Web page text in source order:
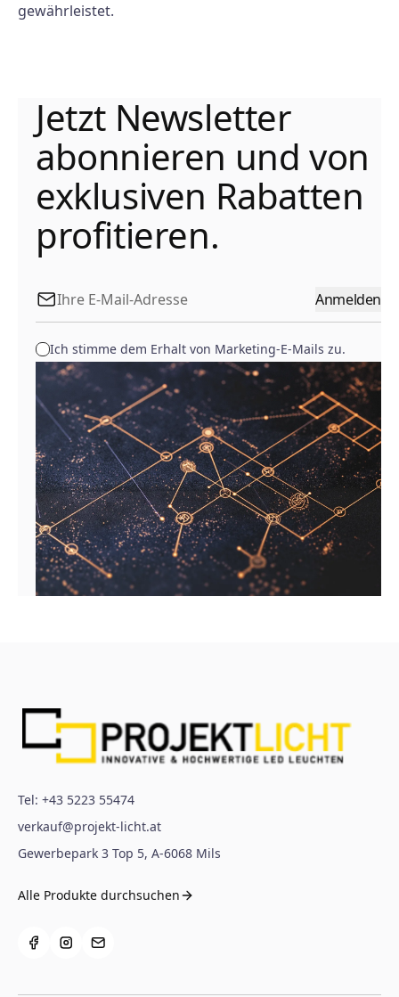
gewährleistet.
Jetzt Newsletter
abonnieren und von
exklusiven Rabatten
profitieren.
Anmelden
Ich stimme dem Erhalt von Marketing-E-Mails zu.
Tel: +43 5223 55474
verkauf@projekt-licht.at
Gewerbepark 3 Top 5, A-6068 Mils
Alle Produkte durchsuchen